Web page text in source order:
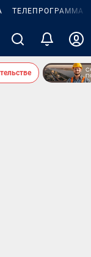
ТЕЛЕПРОГРАММА